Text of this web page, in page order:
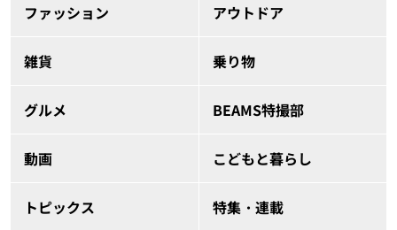
ファッション アウトドア
雑貨 乗り物
グルメ BEAMS特撮部
動画 こどもと暮らし
トピックス 特集・連載